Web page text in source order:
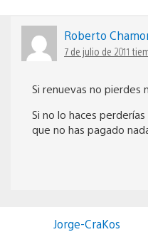
Roberto
7 de julio de 2011
Si renuevas no pierdes
Si no lo haces
que no has pagado
Jorge-CraKos